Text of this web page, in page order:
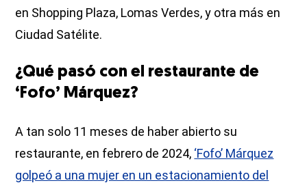
en Shopping Plaza, Lomas Verdes, y otra más en
Ciudad Satélite.
¿Qué pasó con el restaurante de
‘Fofo’ Márquez?
A tan solo 11 meses de haber abierto su
restaurante, en febrero de 2024, ‘Fofo’ Márquez
golpeó a una mujer en un estacionamiento del